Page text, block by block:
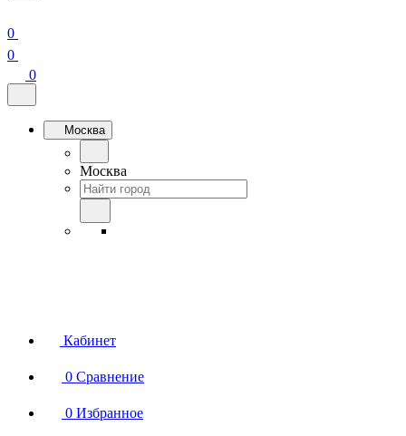
0
0
0
Москва
Москва
Кабинет
0 Сравнение
0 Избранное